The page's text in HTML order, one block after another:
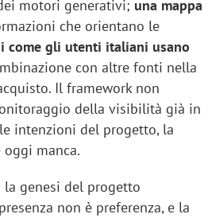
motori generativi; una mappa
che orientano le
come gli utenti italiani usano
con altre fonti nella
Il framework non
della visibilità già in
intenzioni del progetto, la
manca.
la genesi del progetto
non è preferenza, e la